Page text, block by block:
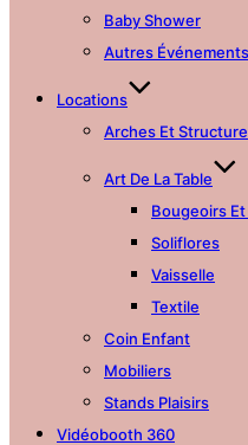
Baby Shower
Autres Événements
Locations
Arches Et Structure
Art De La Table
Bougeoirs
Soliflores
Vaisselle
Textile
Coin Enfant
Mobiliers
Stands Plaisirs
Vidéobooth 360